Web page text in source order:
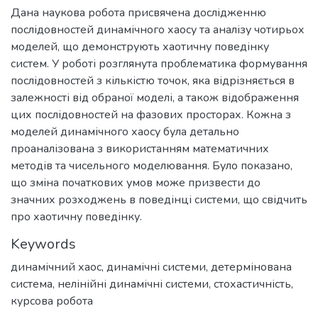
Дана наукова робота присвячена дослідженню
послідовностей динамічного хаосу та аналізу чотирьох
моделей, що демонструють хаотичну поведінку
систем. У роботі розглянута проблематика формування
послідовностей з кількістю точок, яка відрізняється в
залежності від обраної моделі, а також відображення
цих послідовностей на фазових просторах. Кожна з
моделей динамічного хаосу була детально
проаналізована з використанням математичних
методів та чисельного моделювання. Було показано,
що зміна початкових умов може призвести до
значних розходжень в поведінці системи, що свідчить
про хаотичну поведінку.
Keywords
динамічний хаос, динамічні системи, детермінована
система, нелінійні динамічні системи, стохастичність,
курсова робота